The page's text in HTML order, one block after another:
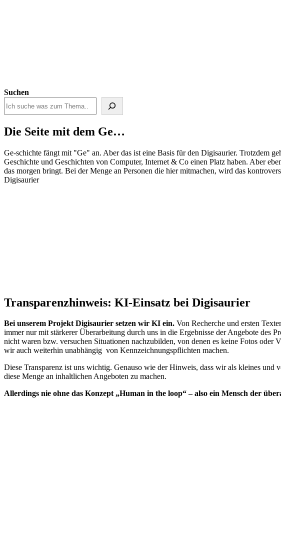
Suchen
Die Seite mit dem Ge…
Ge-schichte fängt mit "Ge" an. Aber das ist eine Basis für den Digisaurier. Trotzdem
Geschichte und Geschichten von Computer, Internet & Co einen Platz haben. Aber
das morgen bringt. Bei der Menge an Personen die hier mitmachen, wird das
Digisaurier
Transparenzhinweis: KI-Einsatz bei Digisaurier
Bei unserem Projekt Digisaurier setzen wir KI ein. Von Recherche und ersten
immer nur mit stärkerer Überarbeitung durch uns in die Ergebnisse der Angebote des
nicht waren bzw. versuchen Situationen nachzubilden, von denen es keine Fotos
wir auch weiterhin unabhängig von Kennzeichnungspflichten machen.
Diese Transparenz ist uns wichtig. Genauso wie der Hinweis, dass wir als kleines
diese Menge an inhaltlichen Angeboten zu machen.
Allerdings nie ohne das Konzept „Human in the loop“ – also ein Mensch der